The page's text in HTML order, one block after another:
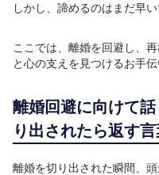
しかし、諦めるのはまだ早い
ここでは、離婚を回避し、
と心の支えを見つけるお手伝
離婚回避に向けて
り出されたら返す言
離婚を切り出された瞬間、